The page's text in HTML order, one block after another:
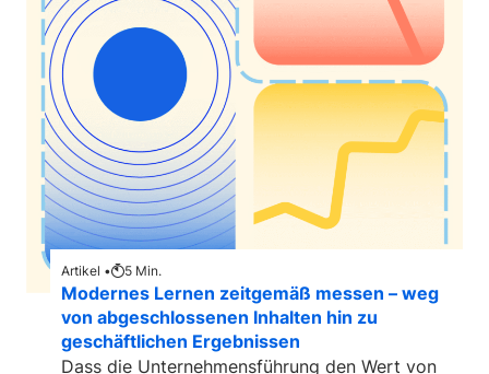
Artikel • 5 Min.
Modernes Lernen zeitgemäß messen – weg
von abgeschlossenen Inhalten hin zu
geschäftlichen Ergebnissen
Dass die Unternehmensführung den Wert von